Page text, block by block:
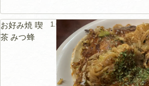
お好み焼 喫
茶 みつ蜂
1.6km